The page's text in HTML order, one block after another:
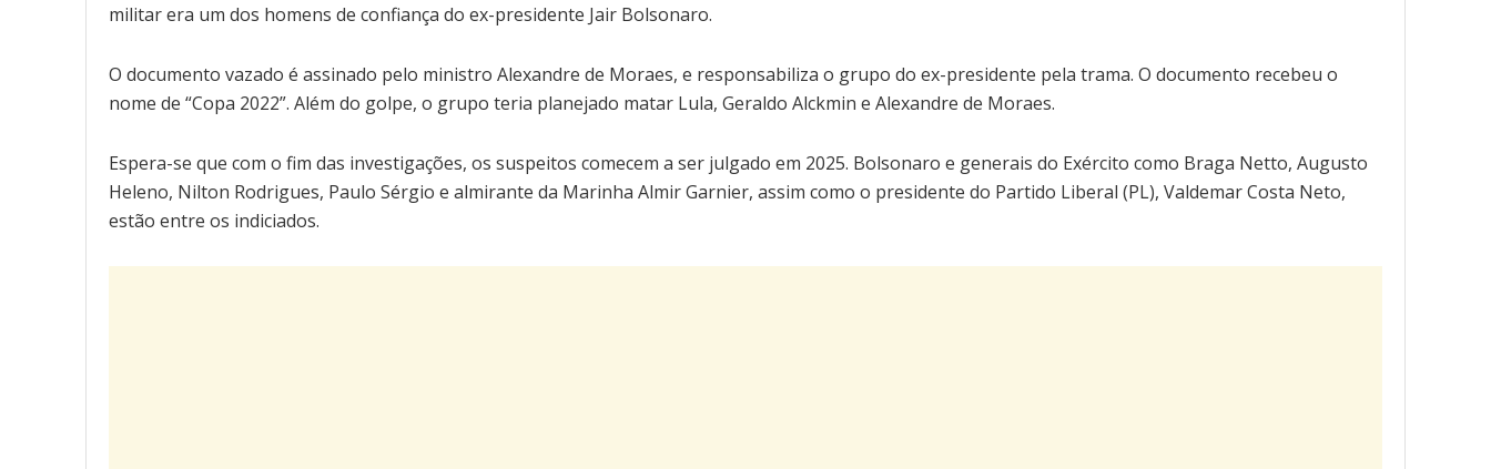
militar era um dos homens de confiança do ex-presidente Jair Bolsonaro.
O documento vazado é assinado pelo ministro Alexandre de Moraes, e responsabiliza o grupo do ex-presidente pela trama. O documento recebeu o
nome de “Copa 2022”. Além do golpe, o grupo teria planejado matar Lula, Geraldo Alckmin e Alexandre de Moraes.
Espera-se que com o fim das investigações, os suspeitos comecem a ser julgado em 2025. Bolsonaro e generais do Exército como Braga Netto, Augusto
Heleno, Nilton Rodrigues, Paulo Sérgio e almirante da Marinha Almir Garnier, assim como o presidente do Partido Liberal (PL), Valdemar Costa Neto,
estão entre os indiciados.